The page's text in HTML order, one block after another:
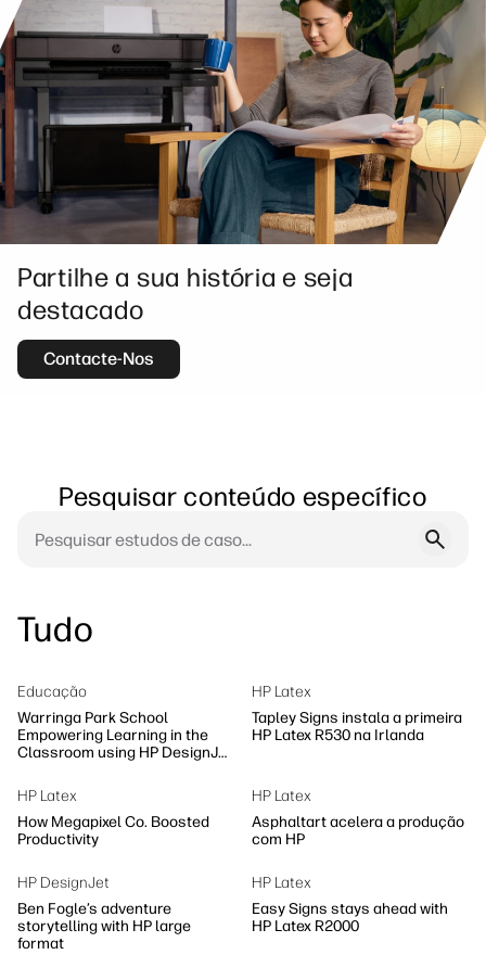
Partilhe a sua história e seja
destacado
Contacte-Nos
Pesquisar conteúdo específico
Tudo
Educação
Warringa Park School
Empowering Learning in the
Classroom using HP DesignJet
HP Latex
Tapley Signs instala a primeira
HP Latex R530 na Irlanda
HP Latex
How Megapixel Co. Boosted
Productivity
HP Latex
Asphaltart acelera a produção
com HP
HP DesignJet
Ben Fogle’s adventure
storytelling with HP large
format
HP Latex
Easy Signs stays ahead with
HP Latex R2000